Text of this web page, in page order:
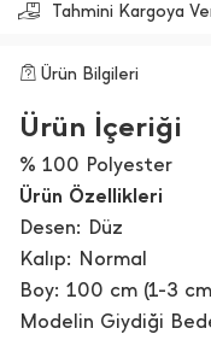
Tahmini Kargoya
Ürün Bilgileri
Ürün İçeriği
% 100 Polyester
Ürün Özellikleri
Desen: Düz
Kalıp: Normal
Boy: 100 cm (1-3
Modelin Giydiği